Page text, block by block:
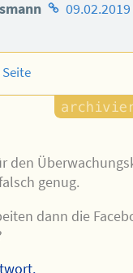
Homepage
Autors
den
genug.
dann die